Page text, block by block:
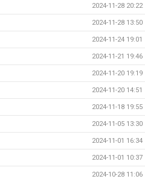
2024-11-28 20:22
2024-11-28 13:50
2024-11-24 19:01
2024-11-21 19:46
2024-11-20 19:19
2024-11-20 14:51
2024-11-18 19:55
2024-11-05 13:30
2024-11-01 16:34
2024-11-01 10:37
2024-10-28 11:06